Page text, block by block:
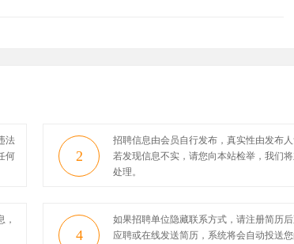
法
何
2
招聘信息由会员自行发布，真实性由发布
若发现信息不实，请您向本站检举，我们
处理。
，
4
如果招聘单位隐藏联系方式，请注册简历
应聘或在线发送简历，系统将会自动投送您